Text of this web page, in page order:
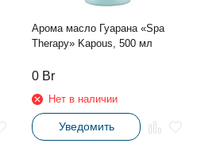
Арома масло Гуарана «Spa
Therapy» Kapous, 500 мл
0 Br
Нет в наличии
Уведомить